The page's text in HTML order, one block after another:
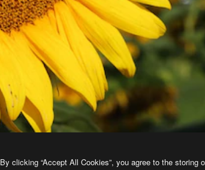
By clicking “Accept All Cookies”, you agree to the